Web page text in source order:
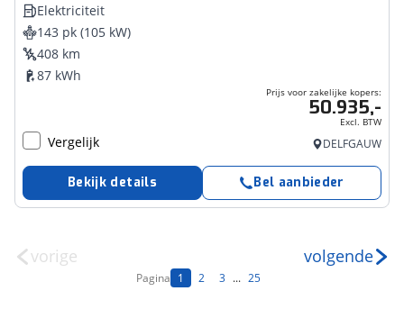
Elektriciteit
143 pk (105 kW)
408 km
87 kWh
Prijs voor zakelijke kopers:
50.935,-
Excl. BTW
Vergelijk DELFGAUW
Bekijk details Bel aanbieder
vorige
Pagina 1 2 3 ... 25
volgende